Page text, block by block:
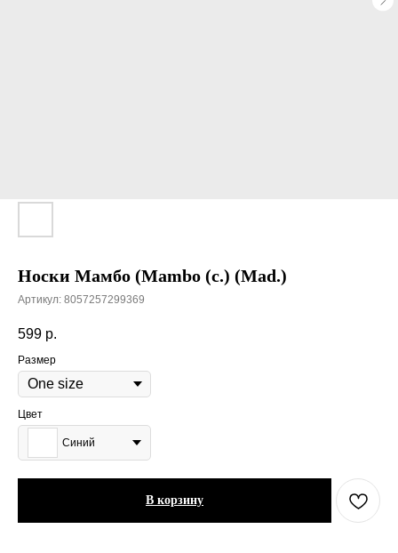
Носки Мамбо (Mambo (c.) (Mad.)
Артикул: 8057257299369
599 р.
Размер
Цвет
Синий
В корзину